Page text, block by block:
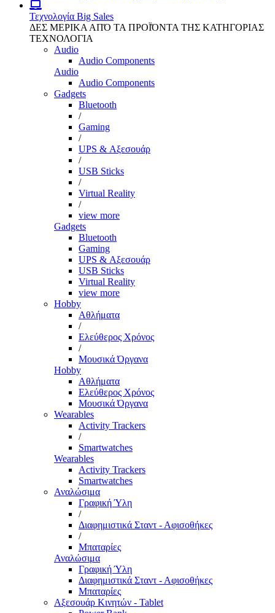
Τεχνολογία Big Sales
ΔΕΣ ΜΕΡΙΚΑ ΑΠΌ ΤΑ ΠΡΟΪΌΝΤΑ ΤΗΣ ΚΑΤΗΓΟΡΙΑΣ
ΤΕΧΝΟΛΟΓΙΑ
Audio
Audio Components
Audio
Audio Components
Gadgets
Bluetooth
/
Gaming
/
UPS & Αξεσουάρ
/
USB Sticks
/
Virtual Reality
/
view more
Gadgets
Bluetooth
Gaming
UPS & Αξεσουάρ
USB Sticks
Virtual Reality
view more
Hobby
Αθλήματα
/
Ελεύθερος Χρόνος
/
Μουσικά Όργανα
Hobby
Αθλήματα
Ελεύθερος Χρόνος
Μουσικά Όργανα
Wearables
Activity Trackers
/
Smartwatches
Wearables
Activity Trackers
Smartwatches
Αναλώσιμα
Γραφική Ύλη
/
Διαφημιστικά Σταντ - Αφισοθήκες
/
Μπαταρίες
Αναλώσιμα
Γραφική Ύλη
Διαφημιστικά Σταντ - Αφισοθήκες
Μπαταρίες
Αξεσουάρ Κινητών - Tablet